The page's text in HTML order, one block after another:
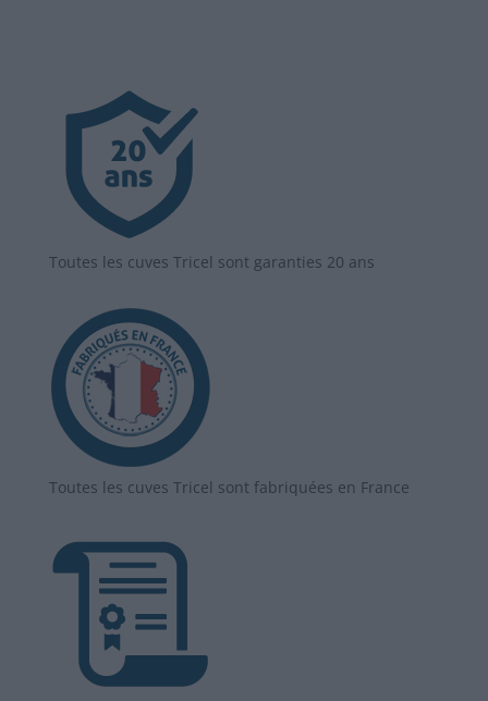
Toutes les cuves Tricel sont garanties 20 ans
Toutes les cuves Tricel sont fabriquées en France